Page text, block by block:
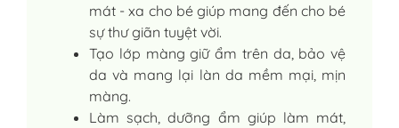
mát - xa cho bé giúp mang đến cho bé
sự thư giãn tuyệt vời.
Tạo lớp màng giữ ẩm trên da, bảo vệ
da và mang lại làn da mềm mại, mịn
màng.
Làm sạch, dưỡng ẩm giúp làm mát,